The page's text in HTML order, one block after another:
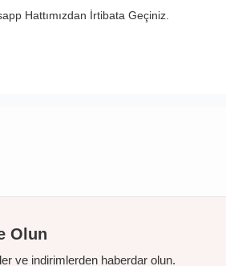
Hattımızdan İrtibata Geçiniz.
Olun
ve indirimlerden haberdar olun.